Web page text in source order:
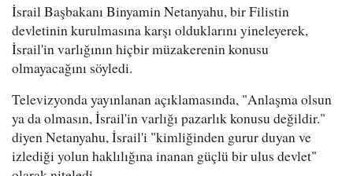
İsrail Başbakanı Binyamin Netanyahu, bir Filistin
devletinin kurulmasına karşı olduklarını yineleyerek,
İsrail'in varlığının hiçbir müzakerenin konusu
olmayacağını söyledi.
Televizyonda yayınlanan açıklamasında, "Anlaşma olsun
ya da olmasın, İsrail'in varlığı pazarlık konusu değildir."
diyen Netanyahu, İsrail'i "kimliğinden gurur duyan ve
izlediği yolun haklılığına inanan güçlü bir ulus devlet"